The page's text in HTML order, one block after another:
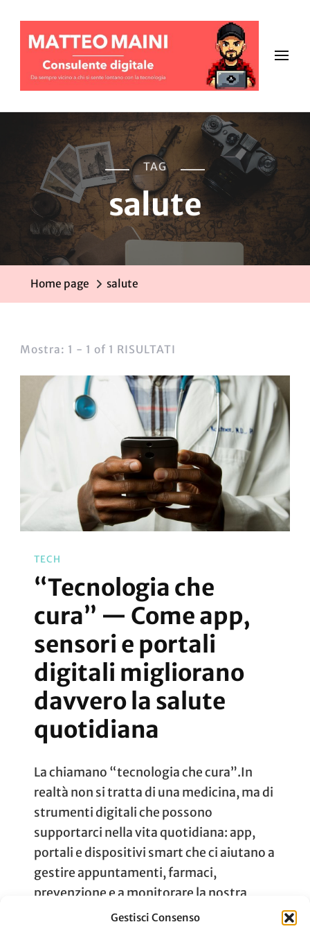
Gestisci Consenso
TAG
salute
Home page salute
Mostra: 1 - 1 of 1 RISULTATI
TECH
“Tecnologia che
cura” — Come app,
sensori e portali
digitali migliorano
davvero la salute
quotidiana
La chiamano “tecnologia che cura”.In
realtà non si tratta di una medicina, ma di
strumenti digitali che possono
supportarci nella vita quotidiana: app,
portali e dispositivi smart che ci aiutano a
gestire appuntamenti, farmaci,
prevenzione e a monitorare la nostra
salute. Alcune soluzioni forse le conosci